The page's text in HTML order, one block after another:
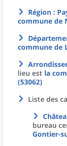
Région :
commune de
commune de
lieu est la
(53062)
Liste des
bureau
Gontier-